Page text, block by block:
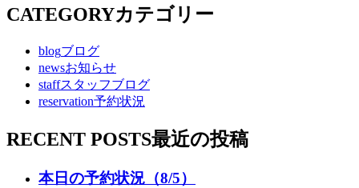
CATEGORYカテゴリー
blogブログ
newsお知らせ
staffスタッフブログ
reservation予約状況
RECENT POSTS最近の投稿
本日の予約状況（8/5）